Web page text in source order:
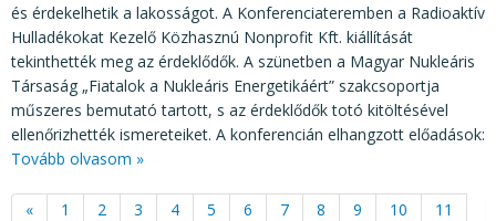
és érdekelhetik a lakosságot. A Konferenciateremben a Radioaktív
Hulladékokat Kezelő Közhasznú Nonprofit Kft. kiállítását
tekinthették meg az érdeklődők. A szünetben a Magyar Nukleáris
Társaság „Fiatalok a Nukleáris Energetikáért” szakcsoportja
műszeres bemutató tartott, s az érdeklődők totó kitöltésével
ellenőrizhették ismereteiket. A konferencián elhangzott előadások:
Tovább olvasom »
« 1 2 3 4 5 6 7 8 9 10
11